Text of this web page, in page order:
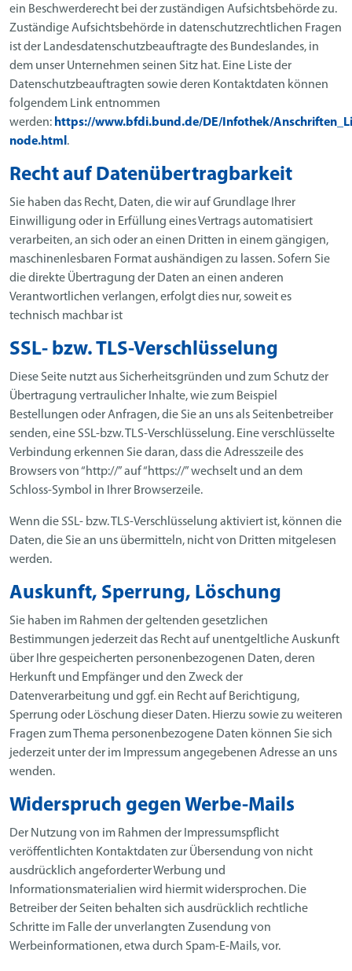
ein Beschwerderecht bei der zuständigen Aufsichtsbehörde zu.
Zuständige Aufsichtsbehörde in datenschutzrechtlichen Fragen
ist der Landesdatenschutzbeauftragte des Bundeslandes, in
dem unser Unternehmen seinen Sitz hat. Eine Liste der
Datenschutzbeauftragten sowie deren Kontaktdaten können
folgendem Link entnommen
werden: https://www.bfdi.bund.de/DE/Infothek/
node.html.
Recht auf Datenübertragbarkeit
Sie haben das Recht, Daten, die wir auf Grundlage Ihrer
Einwilligung oder in Erfüllung eines Vertrags automatisiert
verarbeiten, an sich oder an einen Dritten in einem gängigen,
maschinenlesbaren Format aushändigen zu lassen. Sofern Sie
die direkte Übertragung der Daten an einen anderen
Verantwortlichen verlangen, erfolgt dies nur, soweit es
technisch machbar ist
SSL- bzw. TLS-Verschlüsselung
Diese Seite nutzt aus Sicherheitsgründen und zum Schutz der
Übertragung vertraulicher Inhalte, wie zum Beispiel
Bestellungen oder Anfragen, die Sie an uns als Seitenbetreiber
senden, eine SSL-bzw. TLS-Verschlüsselung. Eine verschlüsselte
Verbindung erkennen Sie daran, dass die Adresszeile des
Browsers von “http://” auf “https://” wechselt und an dem
Schloss-Symbol in Ihrer Browserzeile.
Wenn die SSL- bzw. TLS-Verschlüsselung aktiviert ist, können die
Daten, die Sie an uns übermitteln, nicht von Dritten mitgelesen
werden.
Auskunft, Sperrung, Löschung
Sie haben im Rahmen der geltenden gesetzlichen
Bestimmungen jederzeit das Recht auf unentgeltliche Auskunft
über Ihre gespeicherten personenbezogenen Daten, deren
Herkunft und Empfänger und den Zweck der
Datenverarbeitung und ggf. ein Recht auf Berichtigung,
Sperrung oder Löschung dieser Daten. Hierzu sowie zu weiteren
Fragen zum Thema personenbezogene Daten können Sie sich
jederzeit unter der im Impressum angegebenen Adresse an uns
wenden.
Widerspruch gegen Werbe-Mails
Der Nutzung von im Rahmen der Impressumspflicht
veröffentlichten Kontaktdaten zur Übersendung von nicht
ausdrücklich angeforderter Werbung und
Informationsmaterialien wird hiermit widersprochen. Die
Betreiber der Seiten behalten sich ausdrücklich rechtliche
Schritte im Falle der unverlangten Zusendung von
Werbeinformationen, etwa durch Spam-E-Mails, vor.